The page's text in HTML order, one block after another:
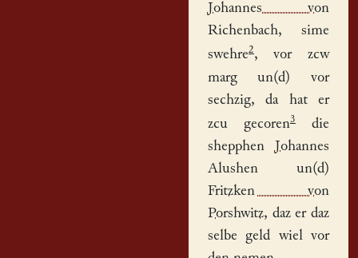
Johannes von
Richenbach, sime
swehre2, vor zcw
marg un(d) vor
sechzig, da hat er
zcu gecoren3die
shepphenJohannes
Alushenun(d)
Fritzken von
Porshwitz, daz er daz
selbe geld wiel vor